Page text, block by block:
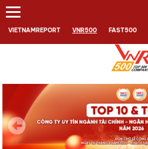
VIETNAMREPORT VNR500 FAST500